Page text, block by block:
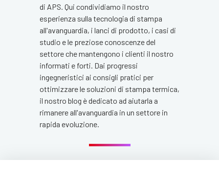
di APS. Qui condividiamo il nostro
esperienza sulla tecnologia di stampa
all'avanguardia, i lanci di prodotto, i casi di
studio e le preziose conoscenze del
settore che mantengono i clienti il nostro
informati e forti. Dai progressi
ingegneristici ai consigli pratici per
ottimizzare le soluzioni di stampa termica,
il nostro blog è dedicato ad aiutarla a
rimanere all'avanguardia in un settore in
rapida evoluzione.